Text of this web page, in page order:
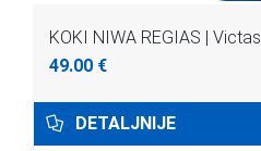
KOKI NIWA REGIAS | Victas
49.00 €
DETALJNIJE